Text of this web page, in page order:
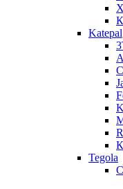
Katepal
Tegola